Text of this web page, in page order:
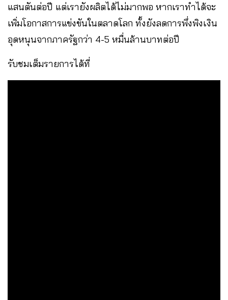
แสนตันต่อปี แต่เรายังผลิตได้ไม่มากพอ หากเราทำได้จะ
เพิ่มโอกาสการแข่งขันในตลาดโลก ทั้งยังลดการพึ่งพิงเงิน
อุดหนุนจากภาครัฐกว่า 4-5 หมื่นล้านบาทต่อปี
รับชมเต็มรายการได้ที่